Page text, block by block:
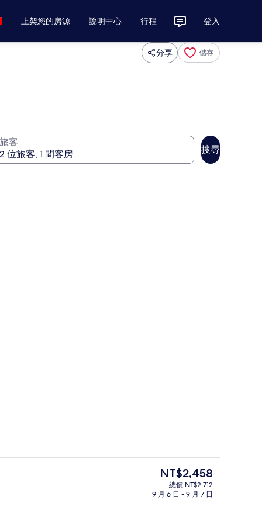
上架您的房源 說明中心 行程 登入
分享 儲存
旅客
搜尋
目
的
NT$2,458
總價 NT$2,712
9 月 6 日 - 9 月 7 日